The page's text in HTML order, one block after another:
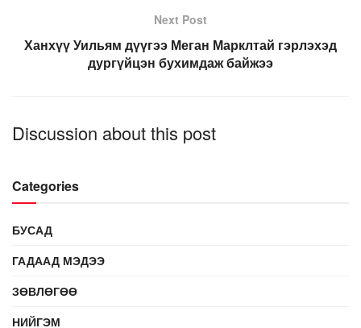
Next Post
Ханхүү Уильям дүүгээ Меган Марклтай гэрлэхэд
дургүйцэн бухимдаж байжээ
Discussion about this post
Categories
БУСАД
ГАДААД МЭДЭЭ
ЗӨВЛӨГӨӨ
НИЙГЭМ